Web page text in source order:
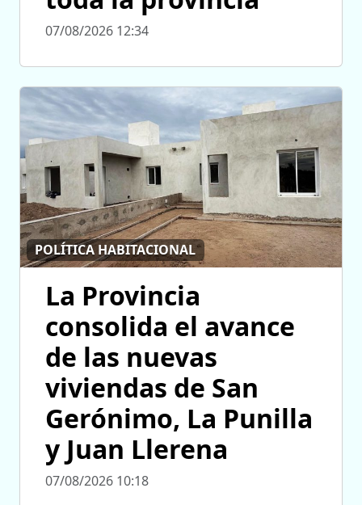
07/08/2026 12:34
POLÍTICA HABITACIONAL
La Provincia
consolida el avance
de las nuevas
viviendas de San
Gerónimo, La Punilla
y Juan Llerena
07/08/2026 10:18